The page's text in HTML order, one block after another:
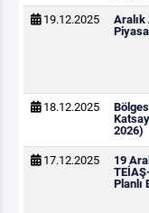
19.12.2025
Aralık
18.12.2025
2026)
17.12.2025
19
Planlı